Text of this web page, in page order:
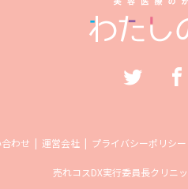
わせ 運営会社 プライバシーポリシー
売れコスDX実行委員長クリニ